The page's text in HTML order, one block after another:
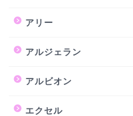
アリー
アルジェラン
アルビオン
エクセル